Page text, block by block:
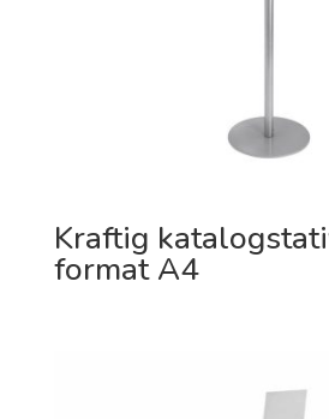
Kraftig
format A4